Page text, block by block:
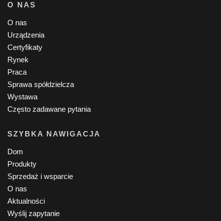
O NAS
O nas
Urządzenia
Certyfikaty
Rynek
Praca
Sprawa spółdzielcza
Wystawa
Często zadawane pytania
SZYBKA NAWIGACJA
Dom
Produkty
Sprzedaż i wsparcie
O nas
Aktualności
Wyślij zapytanie